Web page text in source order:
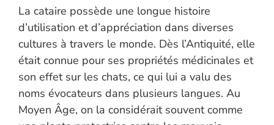
La cataire possède une longue histoire
d’utilisation et d’appréciation dans diverses
cultures à travers le monde. Dès l’Antiquité, elle
était connue pour ses propriétés médicinales et
son effet sur les chats, ce qui lui a valu des
noms évocateurs dans plusieurs langues. Au
Moyen Âge, on la considérait souvent comme